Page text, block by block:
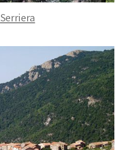
Serriera